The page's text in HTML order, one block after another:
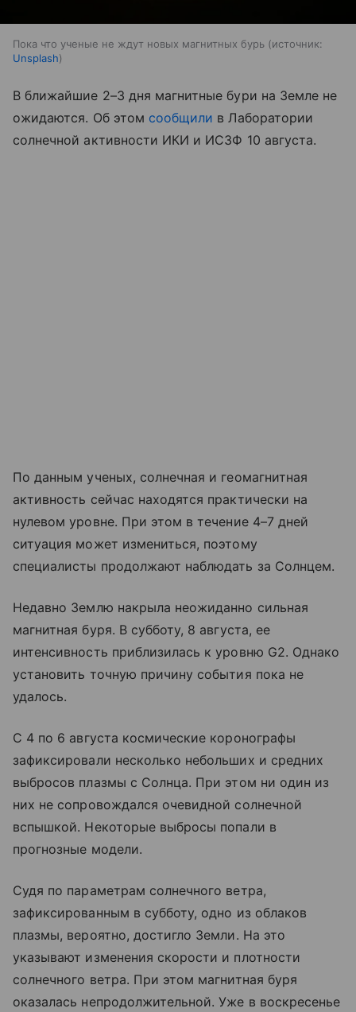
Пока что ученые не ждут новых магнитных бурь
источник:
Unsplash
В ближайшие 2–3 дня магнитные бури на Земле не
ожидаются. Об этом сообщили в Лаборатории
солнечной активности ИКИ и ИСЗФ 10 августа.
По данным ученых, солнечная и геомагнитная
активность сейчас находятся практически на
нулевом уровне. При этом в течение 4–7 дней
ситуация может измениться, поэтому
специалисты продолжают наблюдать за Солнцем.
Недавно Землю накрыла неожиданно сильная
магнитная буря. В субботу, 8 августа, ее
интенсивность приблизилась к уровню G2. Однако
установить точную причину события пока не
удалось.
С 4 по 6 августа космические коронографы
зафиксировали несколько небольших и средних
выбросов плазмы с Солнца. При этом ни один из
них не сопровождался очевидной солнечной
вспышкой. Некоторые выбросы попали в
прогнозные модели.
Судя по параметрам солнечного ветра,
зафиксированным в субботу, одно из облаков
плазмы, вероятно, достигло Земли. На это
указывают изменения скорости и плотности
солнечного ветра. При этом магнитная буря
оказалась непродолжительной. Уже в воскресенье